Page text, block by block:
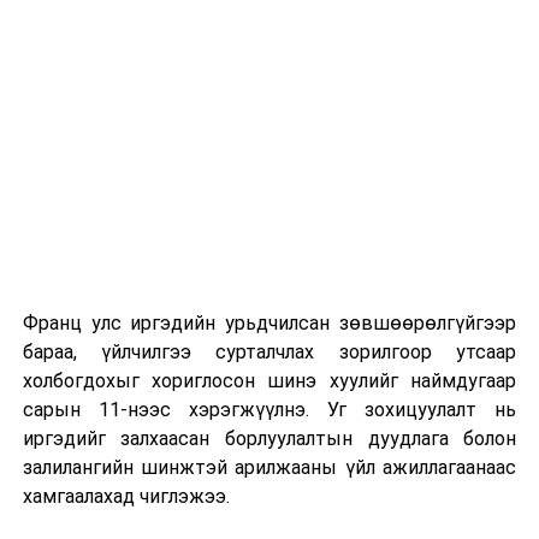
2026 оны 9 дүгээр сарын 13-наас оюутнуудыг
дотуур байранд оруулж эхэлнэ.
Сургууль, цэцэрлэгийн үйл ажиллагааны
зохицуулалт
2026 оны 8 дугаар сарын 17–28-ны өдрүүдэд
Франц улс иргэдийн урьдчилсан зөвшөөрөлгүйгээр
бараа, үйлчилгээ сурталчлах зорилгоор утсаар
холбогдохыг хориглосон шинэ хуулийг наймдугаар
сарын 11-нээс хэрэгжүүлнэ. Уг зохицуулалт нь
иргэдийг залхаасан борлуулалтын дуудлага болон
залилангийн шинжтэй арилжааны үйл ажиллагаанаас
хамгаалахад чиглэжээ.